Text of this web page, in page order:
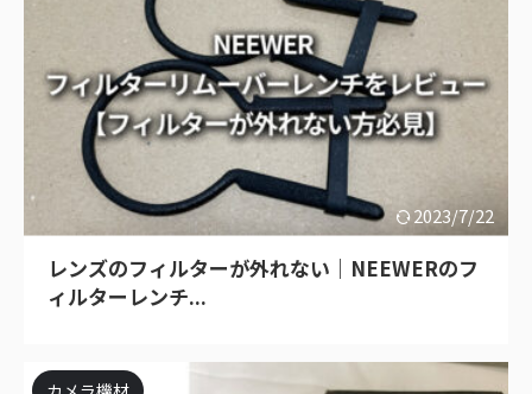
2023/7/22
レンズのフィルターが外れない｜NEEWERのフ
ィルターレンチ...